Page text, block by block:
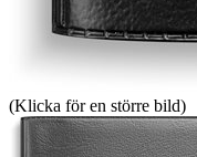
(Klicka för en större bild)